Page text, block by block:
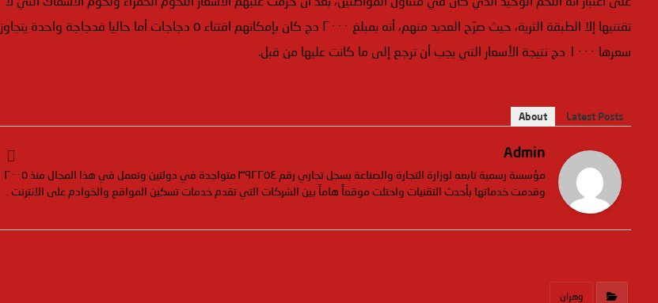
تقتنيها إلا الطبقة الثرية، حيث صرّح العديد منهم، أنه بمبلغ ٢٠٠٠ دج كان بإمكانهم اقتناء ٥ دجاجات أما حاليا فدجاجة واحدة يتجاوز
سعرها ١٠٠٠ دج نتيجة الأسعار التي يجب أن ترجع إلى ما كانت عليها من قبل.
About Latest Posts
Admin
مؤسسة رسمية تابعه لوزارة التجارة والصناعة بسجل تجاري رقم ٣٩٢٢٥٤ متواجدة في دولتين وتعمل في هذا المجال منذ ٢٠٠٥
وقدمت خدماتها بأحدث التقنيات واحتلت موقعاً هاماً بين الشركات التي تقدم خدمات تسكين المواقع والخوادم على الانترنت .
وهران